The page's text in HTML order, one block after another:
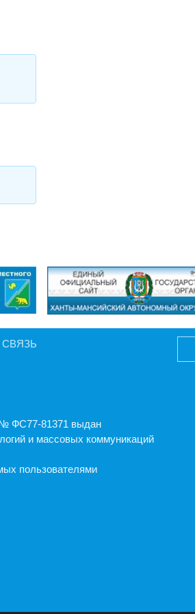
№ ФС77-81371 выдан
и массовых коммуникаций
пользователями